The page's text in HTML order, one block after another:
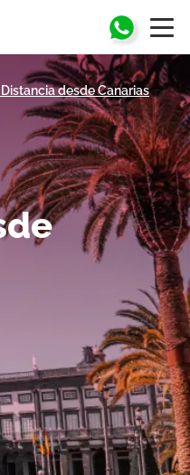
desde Canarias